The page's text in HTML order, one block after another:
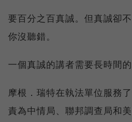
要百分之百真誠。但真誠卻
你沒聽錯。
一個真誠的講者需要長時間的
摩根．瑞特在執法單位服務
責為中情局、聯邦調查局和